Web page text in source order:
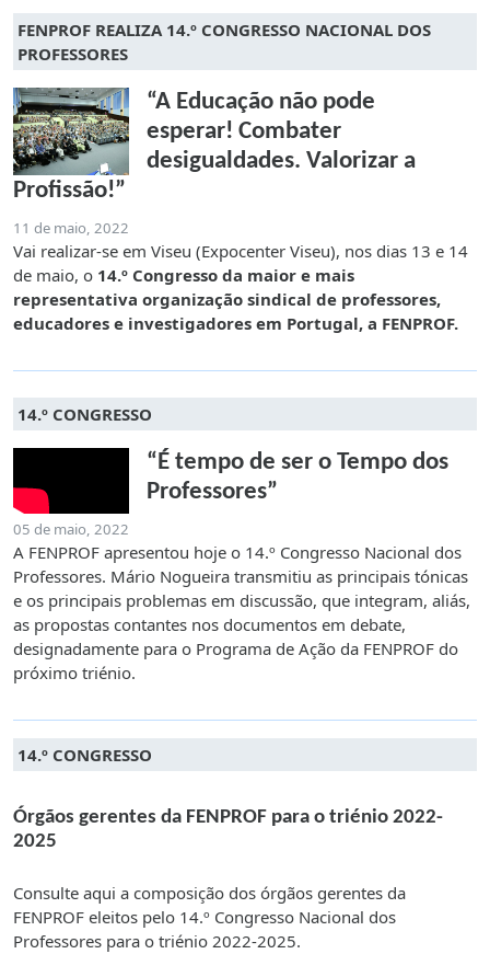
FENPROF REALIZA 14.º CONGRESSO NACIONAL DOS
PROFESSORES
“A Educação não pode
esperar! Combater
desigualdades. Valorizar a
Profissão!”
11 de maio, 2022
Vai realizar-se em Viseu (Expocenter Viseu), nos dias 13 e 14
de maio, o 14.º Congresso da maior e mais
representativa organização sindical de professores,
educadores e investigadores em Portugal, a FENPROF.
14.º CONGRESSO
“É tempo de ser o Tempo dos
Professores”
05 de maio, 2022
A FENPROF apresentou hoje o 14.º Congresso Nacional dos
Professores. Mário Nogueira transmitiu as principais tónicas
e os principais problemas em discussão, que integram, aliás,
as propostas contantes nos documentos em debate,
designadamente para o Programa de Ação da FENPROF do
próximo triénio.
14.º CONGRESSO
Órgãos gerentes da FENPROF para o triénio 2022-
2025
Consulte aqui a composição dos órgãos gerentes da
FENPROF eleitos pelo 14.º Congresso Nacional dos
Professores para o triénio 2022-2025.